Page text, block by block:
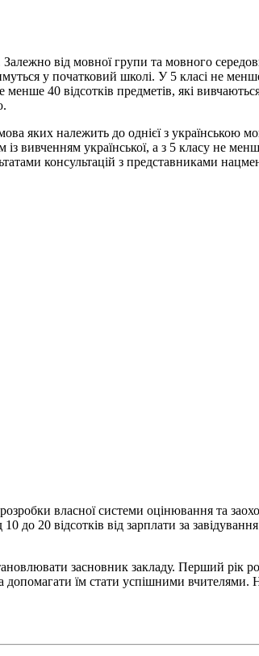
від мовної групи та мовного
у початковий школі. У 5 класі не
40 відсотків предметів, які
яких належить до однієї з українською
української, а з 5 класу не
консультацій з представниками
власної системи оцінювання та
20 відсотків від зарплати за
засновник закладу. Перший рік
допомагати їм стати успішними